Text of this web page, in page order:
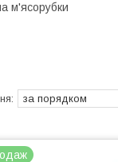
м'ясорубки